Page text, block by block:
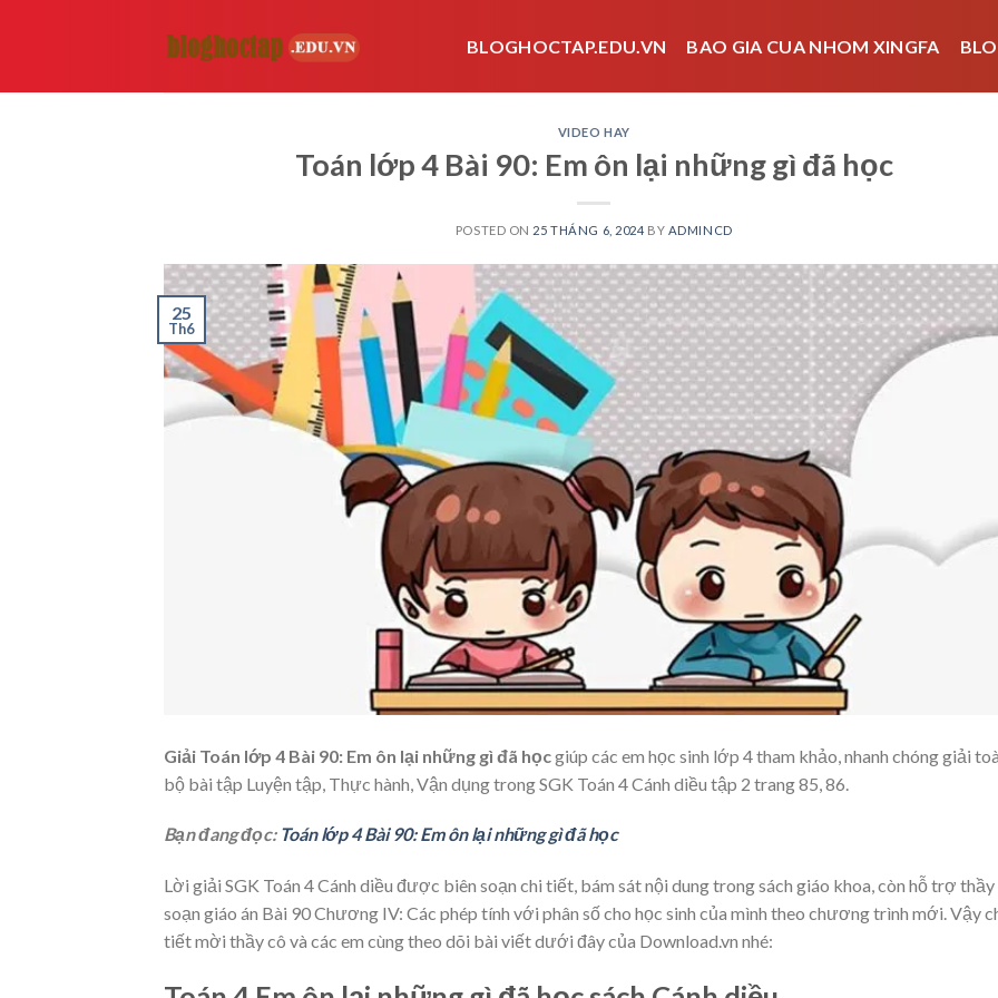
BLOGHOCTAP.EDU.VN BAO GIA CUA NHOM XINGFA
VIDEO HAY
Toán lớp 4 Bài 90: Em ôn lại những gì đã học
POSTED ON 25 THÁNG 6, 2024 BY ADMINCD
25
Th6
Giải Toán lớp 4 Bài 90: Em ôn lại những gì đã họcgiúp các em học sinh lớp 4 tham khảo, nhanh chóng giải
bộ bài tập Luyện tập, Thực hành, Vận dụng trong SGK Toán 4 Cánh diều tập 2 trang85, 86.
Bạn đang đọc: Toán lớp 4 Bài 90: Em ôn lại những gì đã học
Lời giải SGK Toán 4 Cánh diều được biên soạn chi tiết, bám sát nội dung trong sách giáo khoa, còn hỗ trợ thầy
soạn giáo án Bài 90 Chương IV: Các phép tính với phân số cho học sinh của mình theo chương trình mới. Vậy
tiết mời thầy cô và các em cùng theo dõi bài viết dưới đây của Download.vn nhé: